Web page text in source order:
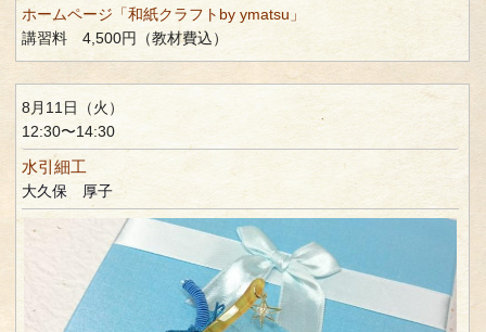
ホームページ「和紙クラフトby ymatsu」
講習料 4,500円（教材費込）
8月11日（火）
12:30〜14:30
水引細工
大久保 厚子